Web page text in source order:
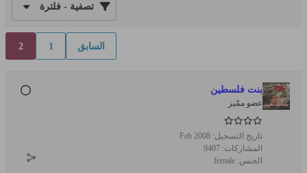
تصفية - فلترة
السابق 1
2
بنت فلسطين
عضو ممّيز
تاريخ التسجيل: Feb 2008
المشاركات: 9407
الجنس: female